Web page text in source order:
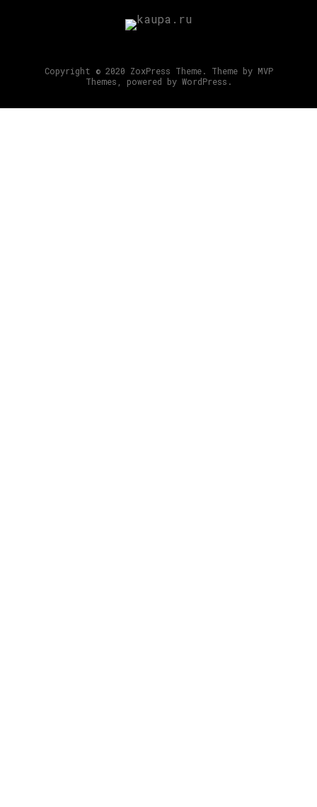
Copyright © 2020 ZoxPress Theme. Theme by MVP
Themes, powered by WordPress.